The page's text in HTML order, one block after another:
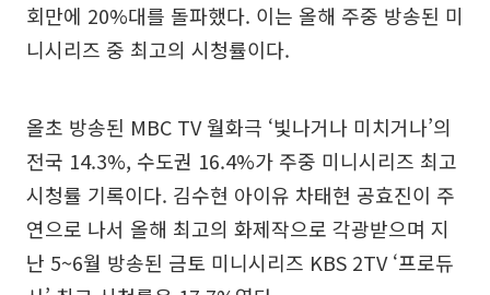
회만에 20%대를 돌파했다. 이는 올해 주중 방송된 미
니시리즈 중 최고의 시청률이다.
올초 방송된 MBC TV 월화극 ‘빛나거나 미치거나’의
전국 14.3%, 수도권 16.4%가 주중 미니시리즈 최고
시청률 기록이다. 김수현 아이유 차태현 공효진이 주
연으로 나서 올해 최고의 화제작으로 각광받으며 지
난 5~6월 방송된 금토 미니시리즈 KBS 2TV ‘프로듀